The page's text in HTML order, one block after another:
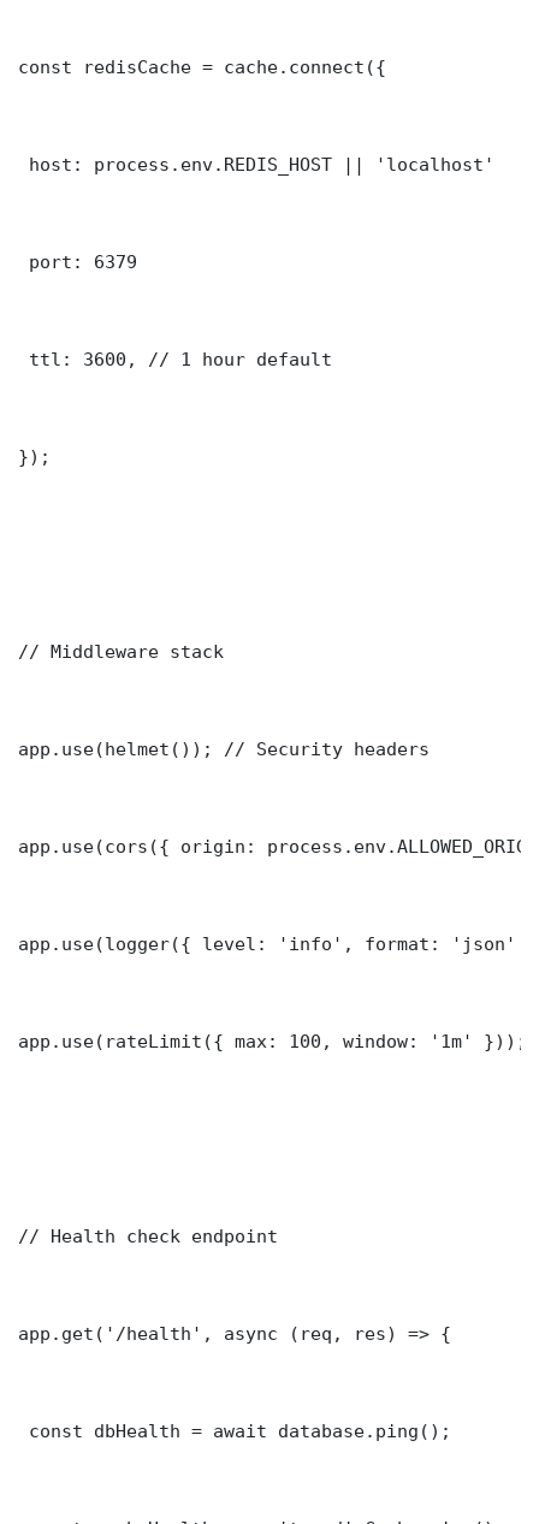
const redisCache = cache.connect({
host: process.env.REDIS_HOST || 'localhost'
port: 6379
ttl: 3600, // 1 hour default
});
// Middleware stack
app.use(helmet()); // Security headers
app.use(cors({ origin:
app.use(logger({ level: 'info', format: 'json'
app.use(rateLimit({ max: 100, window: '1m' }));
// Health check endpoint
app.get('/health', async (req, res) => {
const dbHealth = await database.ping();